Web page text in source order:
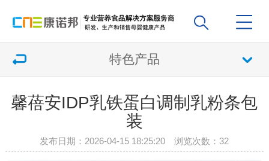
特色产品
馨蓓安IDP乳铁蛋白调制乳粉条包
装
发布日期：2026-04-15 18:25:20 浏览次数：32